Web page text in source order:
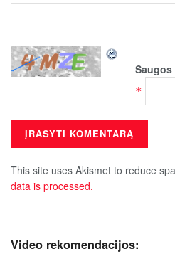
*
This site uses Akismet to reduce
data is processed.
Video rekomendacijos: